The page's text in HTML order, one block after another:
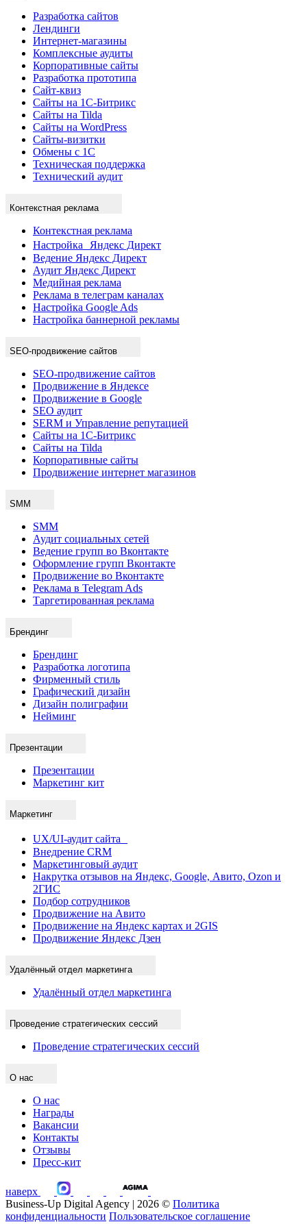
Разработка сайтов
Лендинги
Интернет-магазины
Комплексные аудиты
Корпоративные сайты
Разработка прототипа
Сайт-квиз
Сайты на 1С-Битрикс
Сайты на Tilda
Сайты на WordPress
Сайты-визитки
Обмены с 1С
Техническая поддержка
Технический аудит
Контекстная реклама
Контекстная реклама
Настройка Яндекс Директ
Ведение Яндекс Директ
Аудит Яндекс Директ
Медийная реклама
Реклама в телеграм каналах
Настройка Google Ads
Настройка баннерной рекламы
SEO-продвижение сайтов
SEO-продвижение сайтов
Продвижение в Яндексе
Продвижение в Google
SEO аудит
SERM и Управление репутацией
Сайты на 1С-Битрикс
Сайты на Tilda
Корпоративные сайты
Продвижение интернет магазинов
SMM
SMM
Аудит социальных сетей
Ведение групп во Вконтакте
Оформление групп Вконтакте
Продвижение во Вконтакте
Реклама в Telegram Ads
Таргетированная реклама
Брендинг
Брендинг
Разработка логотипа
Фирменный стиль
Графический дизайн
Дизайн полиграфии
Нейминг
Презентации
Презентации
Маркетинг кит
Маркетинг
UX/UI-аудит сайта
Внедрение CRM
Маркетинговый аудит
Накрутка отзывов на Яндекс, Google, Авито, Ozon и
2ГИС
Подбор сотрудников
Продвижение на Авито
Продвижение на Яндекс картах и 2GIS
Продвижение Яндекс Дзен
Удалённый отдел маркетинга
Удалённый отдел маркетинга
Проведение стратегических сессий
Проведение стратегических сессий
О нас
О нас
Награды
Вакансии
Контакты
Отзывы
Пресс-кит
наверх
Business-Up Digital Agency | 2026 © Политика
конфиденциальности Пользовательское соглашение